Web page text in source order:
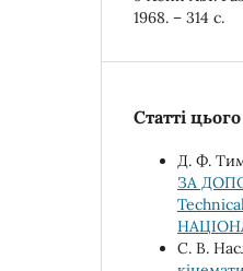
1968. – 314 с.
Статті
Д. Ф.
ЗА
С. В.